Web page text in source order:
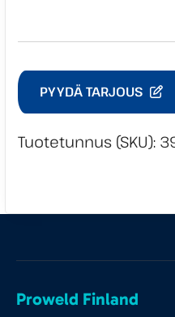
PYYDÄ TARJOUS
Tuotetunnus (SKU):
Proweld Finland